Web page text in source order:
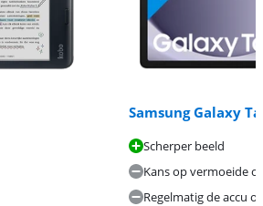
Samsung Galaxy
Scherper beeld
Kans op vermoeide
Regelmatig de accu